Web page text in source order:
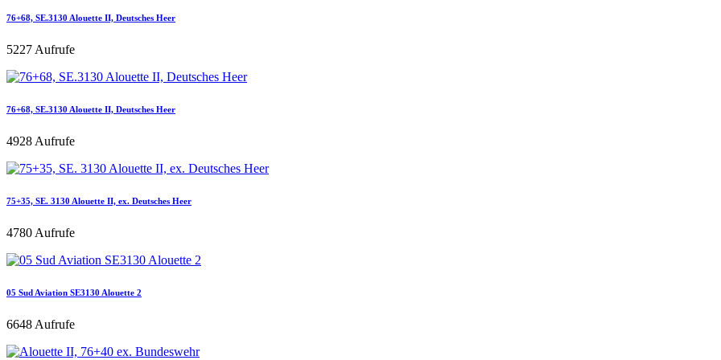
76+68, SE.3130 Alouette II, Deutsches Heer
5227 Aufrufe
76+68, SE.3130 Alouette II, Deutsches Heer
4928 Aufrufe
75+35, SE. 3130 Alouette II, ex. Deutsches Heer
4780 Aufrufe
05 Sud Aviation SE3130 Alouette 2
6648 Aufrufe